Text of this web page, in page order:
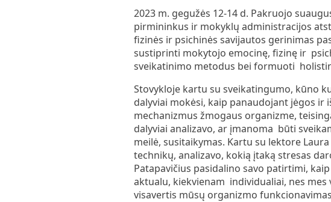
2023 m. gegužės 12-14 d. Pakruojo
pirmininkus ir mokyklų administracijos
fizinės ir psichinės savijautos gerinimas
sustiprinti mokytojo emocinę, fizinę ir
sveikatinimo metodus bei formuoti
Stovykloje kartu su sveikatingumo, kūno
dalyviai mokėsi, kaip panaudojant jėgos
mechanizmus žmogaus organizme,
dalyviai analizavo, ar įmanoma būti
meilė, susitaikymas. Kartu su lektore
technikų, analizavo, kokią įtaką stresas
Patapavičius pasidalino savo patirtimi,
aktualu, kiekvienam individualiai, nes
visavertis mūsų organizmo